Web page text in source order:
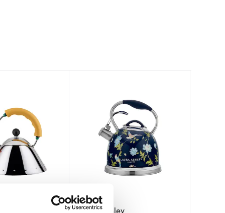
Laura Ashley